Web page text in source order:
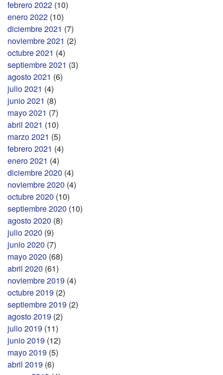
febrero 2022 (10)
enero 2022 (10)
diciembre 2021 (7)
noviembre 2021 (2)
octubre 2021 (4)
septiembre 2021 (3)
agosto 2021 (6)
julio 2021 (4)
junio 2021 (8)
mayo 2021 (7)
abril 2021 (10)
marzo 2021 (5)
febrero 2021 (4)
enero 2021 (4)
diciembre 2020 (4)
noviembre 2020 (4)
octubre 2020 (10)
septiembre 2020 (10)
agosto 2020 (8)
julio 2020 (9)
junio 2020 (7)
mayo 2020 (68)
abril 2020 (61)
noviembre 2019 (4)
octubre 2019 (2)
septiembre 2019 (2)
agosto 2019 (2)
julio 2019 (11)
junio 2019 (12)
mayo 2019 (5)
abril 2019 (6)